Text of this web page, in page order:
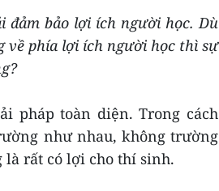
đảm bảo lợi ích người học. Dù
về phía lợi ích người học thì sự
pháp toàn diện. Trong cách
như nhau, không trường
là rất có lợi cho thí sinh.